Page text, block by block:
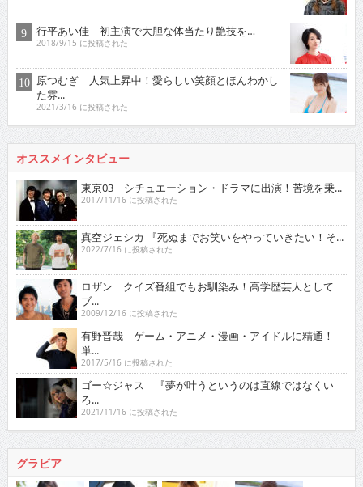
行平あい佳 初主演で大胆な体当たり艶技を…
2018/9/15 に投稿された
原つむぎ 人気上昇中！愛らしい笑顔とほんわかし
た雰...
2021/3/16 に投稿された
オススメインタビュー
東京03 シチュエーション・ドラマに出演！苦境を乗...
2017/11/16 に投稿された
真空ジェシカ 『死ぬまでお笑いをやっていきたい！そ...
2022/7/16 に投稿された
ロザン クイズ番組でもお馴染み！高学歴芸人として
ブ...
2009/12/16 に投稿された
有野晋哉 ゲーム・アニメ・漫画・アイドルに精通！
単...
2017/5/16 に投稿された
ゴー☆ジャス 『夢が叶うというのは直線ではなくい
ろ...
2021/11/16 に投稿された
グラビア